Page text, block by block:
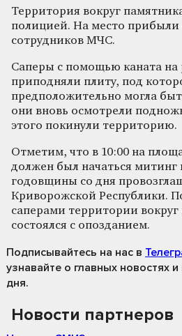
Территория вокруг
полицией. На место прибыли
сотрудников МЧС.
Саперы с помощью каната на
приподняли плиту, под
предположительно могла
они вновь осмотрели
этого покинули территорию.
Отметим, что в 10:00 на
должен был начаться митинг
годовщины со дня
Криворожской Республики.
саперами территории
состоялся с опозданием.
Подписывайтесь на нас в
узнавайте о главных новостях
дня.
Новости партнеров